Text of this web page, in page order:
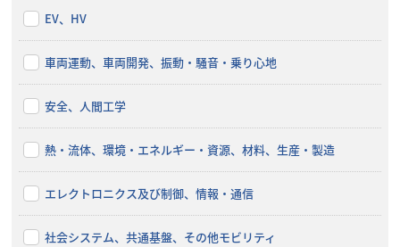
EV、HV
車両運動、車両開発、振動・騒音・乗り心地
安全、人間工学
熱・流体、環境・エネルギー・資源、材料、生産・製造
エレクトロニクス及び制御、情報・通信
社会システム、共通基盤、その他モビリティ